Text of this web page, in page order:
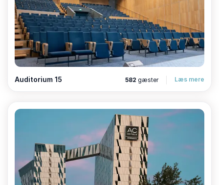
Amager Fælled og Bellakvarter i baghaven er der
gode muligheder for at give mødedeltagerne ny
energi:
Gåture i naturskønne omgivelser
En runde golf hos Royal Golf Club
Brug for en kreativ løsning?
Hos Bella Sky Conference & Event tilbyder vi ikke kun
flotte lokaler, men også kreative løsninger. Vores
erfarne team står klar med planlægning og
rådgivning, så dit arrangement bliver en succes.
Kapacitet og mødelokaler
Auditorium 15 582 gæster Læs mere